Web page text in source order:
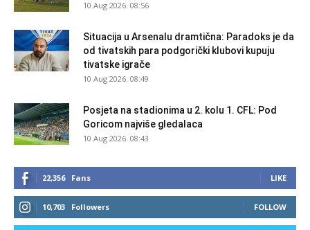
10 Aug 2026. 08:56
Situacija u Arsenalu dramtična: Paradoks je da
od tivatskih para podgorički klubovi kupuju
tivatske igrače
10 Aug 2026. 08:49
Posjeta na stadionima u 2. kolu 1. CFL: Pod
Goricom najviše gledalaca
10 Aug 2026. 08:43
22,356 Fans LIKE
10,703 Followers FOLLOW